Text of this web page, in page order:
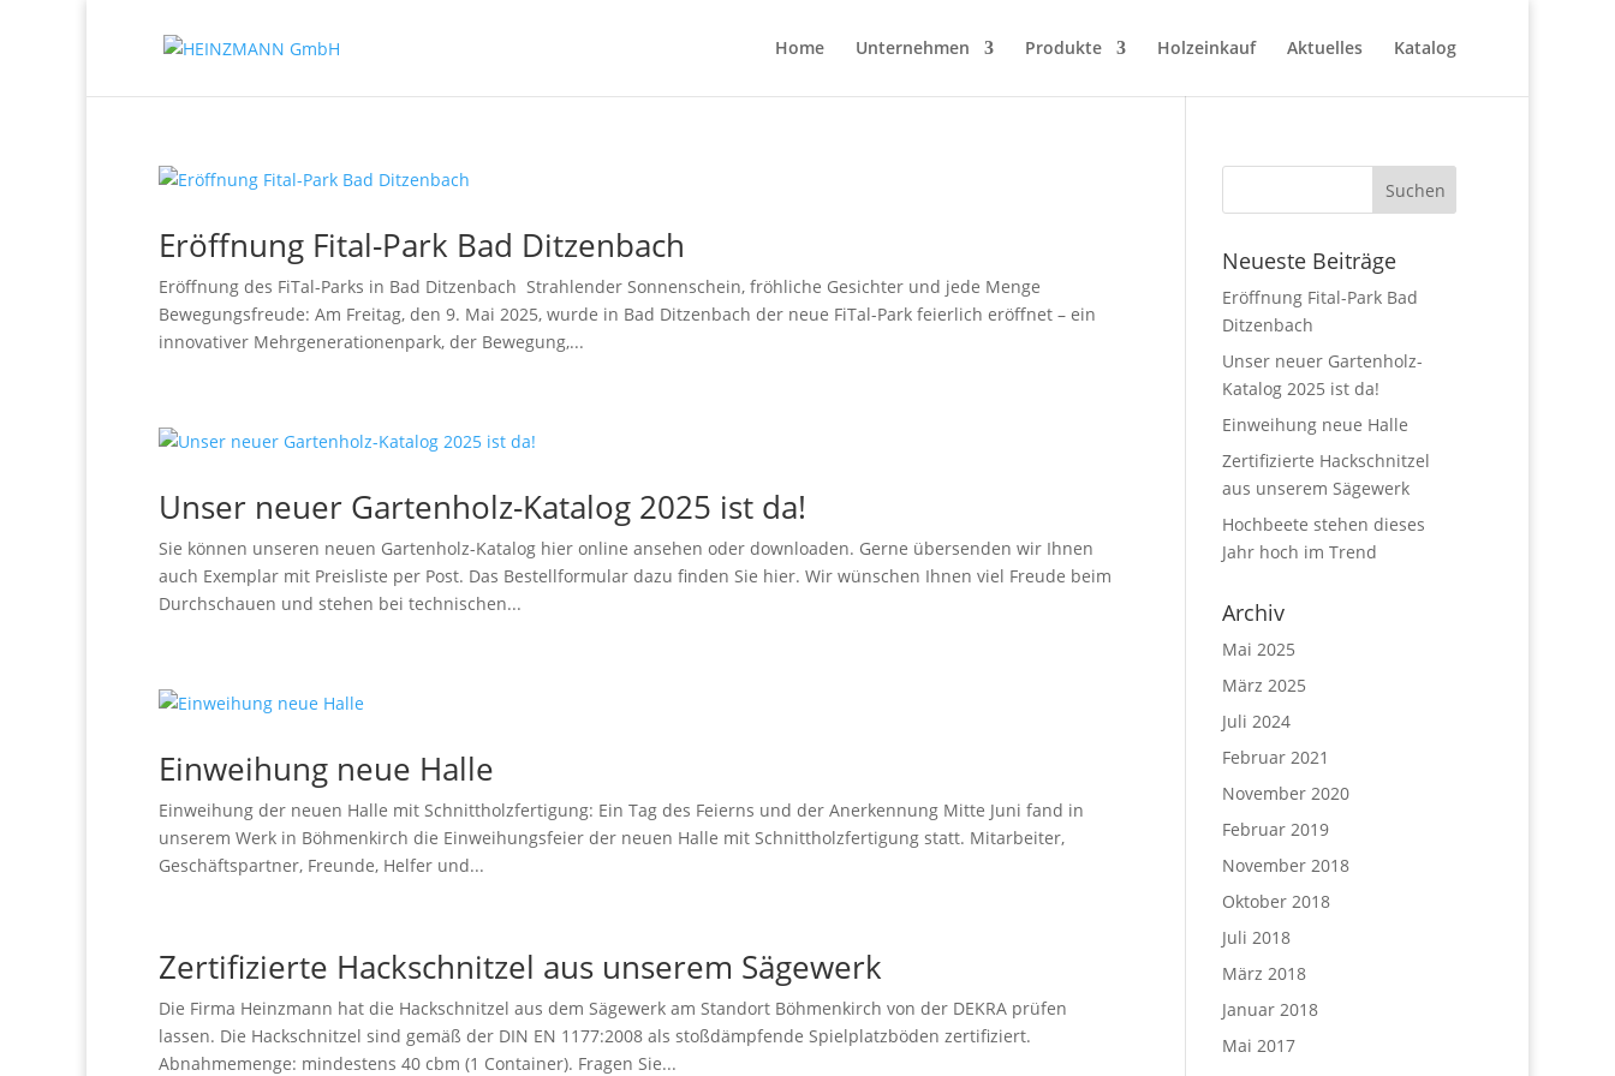
Home Unternehmen Produkte Holzeinkauf Aktuelles Katalog
Eröffnung Fital-Park Bad Ditzenbach
Eröffnung des FiTal-Parks in Bad Ditzenbach Strahlender Sonnenschein, fröhliche Gesichter und jede Menge
Bewegungsfreude: Am Freitag, den 9. Mai 2025, wurde in Bad Ditzenbach der neue FiTal-Park feierlich eröffnet – ein
innovativer Mehrgenerationenpark, der Bewegung,...
Unser neuer Gartenholz-Katalog 2025 ist da!
Sie können unseren neuen Gartenholz-Katalog hier online ansehen oder downloaden. Gerne übersenden wir Ihnen
auch Exemplar mit Preisliste per Post. Das Bestellformular dazu finden Sie hier. Wir wünschen Ihnen viel Freude beim
Durchschauen und stehen bei technischen...
Einweihung neue Halle
Einweihung der neuen Halle mit Schnittholzfertigung: Ein Tag des Feierns und der Anerkennung Mitte Juni fand in
unserem Werk in Böhmenkirch die Einweihungsfeier der neuen Halle mit Schnittholzfertigung statt. Mitarbeiter,
Geschäftspartner, Freunde, Helfer und...
Zertifizierte Hackschnitzel aus unserem Sägewerk
Die Firma Heinzmann hat die Hackschnitzel aus dem Sägewerk am Standort Böhmenkirch von der DEKRA prüfen
lassen. Die Hackschnitzel sind gemäß der DIN EN 1177:2008 als stoßdämpfende Spielplatzböden zertifiziert.
Abnahmemenge: mindestens 40 cbm (1 Container). Fragen Sie...
Neueste Beiträge
Eröffnung Fital-Park Bad
Ditzenbach
Unser neuer Gartenholz-
Katalog 2025 ist da!
Einweihung neue Halle
Zertifizierte Hackschnitzel
aus unserem Sägewerk
Hochbeete stehen dieses
Jahr hoch im Trend
Archiv
Mai 2025
März 2025
Juli 2024
Februar 2021
November 2020
Februar 2019
November 2018
Oktober 2018
Juli 2018
März 2018
Januar 2018
Mai 2017